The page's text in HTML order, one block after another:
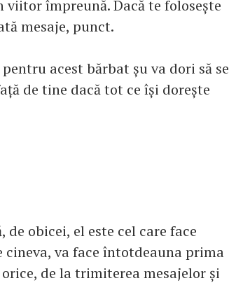
împreună. Dacă te folosește
mesaje, punct.
acest bărbat șu va dori să se
de tine dacă tot ce își dorește
obicei, el este cel care face
va face întotdeauna prima
de la trimiterea mesajelor și